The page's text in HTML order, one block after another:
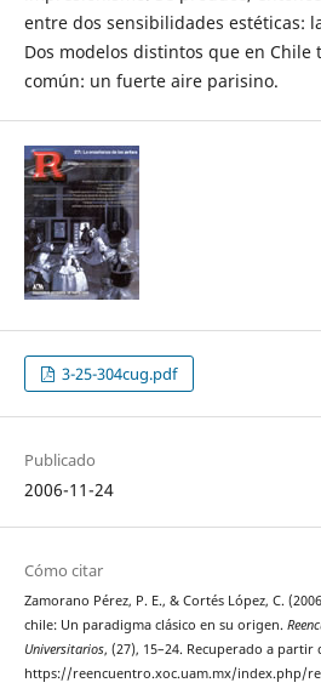
entre dos sensibilidades estéticas:
Dos modelos distintos que en
común: un fuerte aire parisino.
3-25-304cug.pdf
Publicado
2006-11-24
Cómo citar
Zamorano Pérez, P. E., & Cortés López, C.
chile: Un paradigma clásico en su origen.
Universitarios, (27), 15–24. Recuperado a partir
https://reencuentro.xoc.uam.mx/index.php/